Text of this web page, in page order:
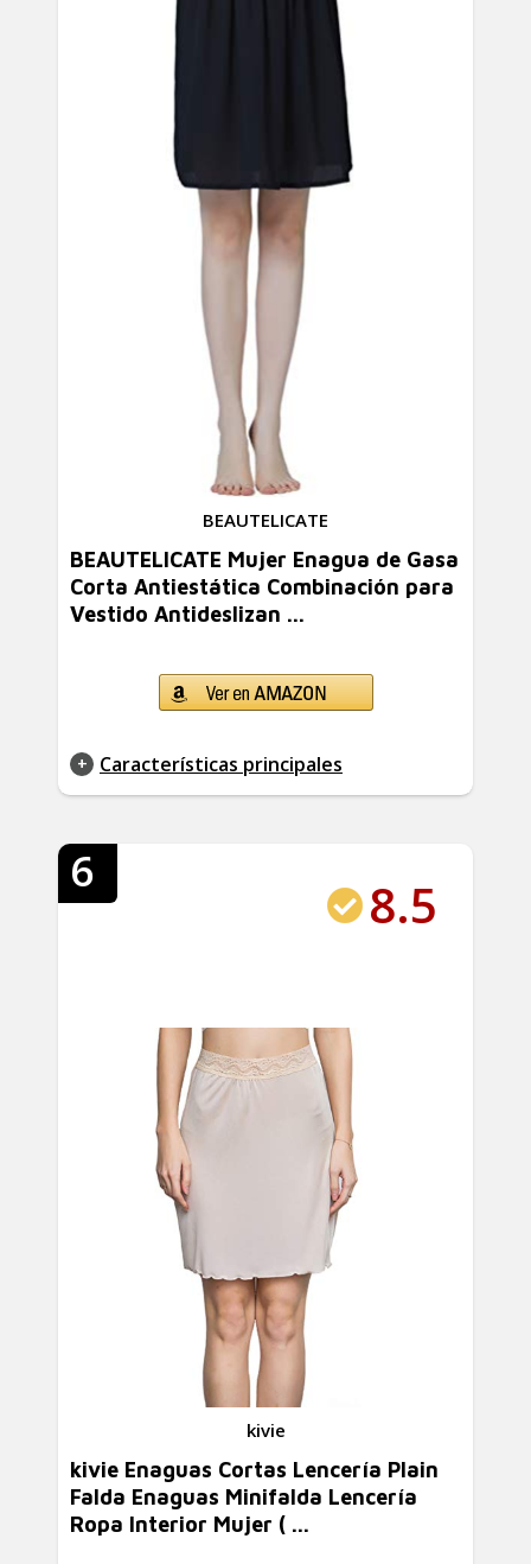
BEAUTELICATE
BEAUTELICATE Mujer Enagua de Gasa
Corta Antiestática Combinación para
Vestido Antideslizan ...
Características principales
6
8.5
kivie
kivie Enaguas Cortas Lencería Plain
Falda Enaguas Minifalda Lencería
Ropa Interior Mujer ( ...